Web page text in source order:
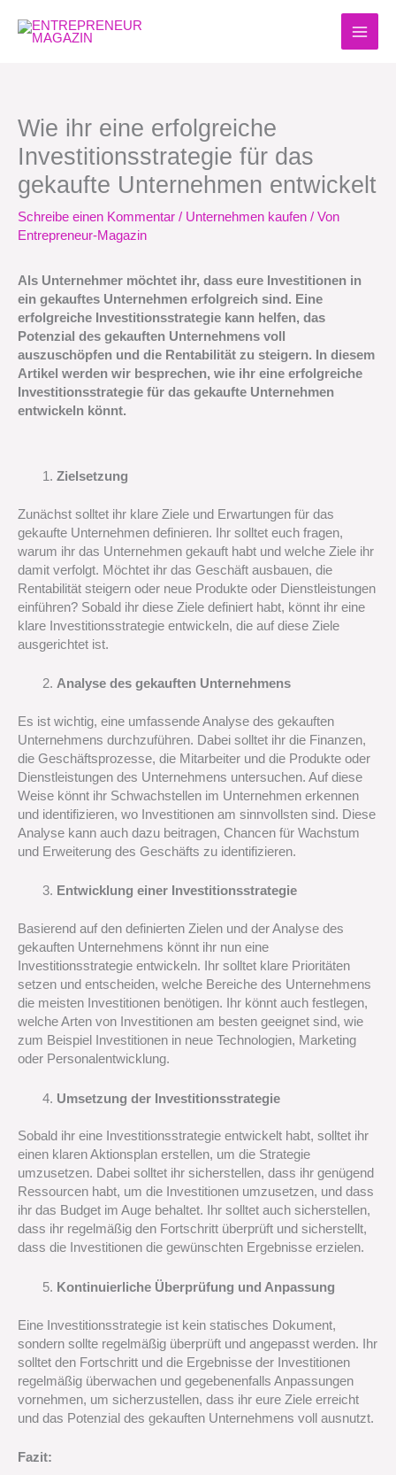
Inhalt
springen
Wie ihr eine erfolgreiche
Investitionsstrategie für das
gekaufte Unternehmen entwickelt
Schreibe einen Kommentar / Unternehmen kaufen / Von
Entrepreneur-Magazin
Als Unternehmer möchtet ihr, dass eure Investitionen in
ein gekauftes Unternehmen erfolgreich sind. Eine
erfolgreiche Investitionsstrategie kann helfen, das
Potenzial des gekauften Unternehmens voll
auszuschöpfen und die Rentabilität zu steigern. In diesem
Artikel werden wir besprechen, wie ihr eine erfolgreiche
Investitionsstrategie für das gekaufte Unternehmen
entwickeln könnt.
Zielsetzung
Zunächst solltet ihr klare Ziele und Erwartungen für das
gekaufte Unternehmen definieren. Ihr solltet euch fragen,
warum ihr das Unternehmen gekauft habt und welche Ziele ihr
damit verfolgt. Möchtet ihr das Geschäft ausbauen, die
Rentabilität steigern oder neue Produkte oder Dienstleistungen
einführen? Sobald ihr diese Ziele definiert habt, könnt ihr eine
klare Investitionsstrategie entwickeln, die auf diese Ziele
ausgerichtet ist.
Analyse des gekauften Unternehmens
Es ist wichtig, eine umfassende Analyse des gekauften
Unternehmens durchzuführen. Dabei solltet ihr die Finanzen,
die Geschäftsprozesse, die Mitarbeiter und die Produkte oder
Dienstleistungen des Unternehmens untersuchen. Auf diese
Weise könnt ihr Schwachstellen im Unternehmen erkennen
und identifizieren, wo Investitionen am sinnvollsten sind. Diese
Analyse kann auch dazu beitragen, Chancen für Wachstum
und Erweiterung des Geschäfts zu identifizieren.
Entwicklung einer Investitionsstrategie
Basierend auf den definierten Zielen und der Analyse des
gekauften Unternehmens könnt ihr nun eine
Investitionsstrategie entwickeln. Ihr solltet klare Prioritäten
setzen und entscheiden, welche Bereiche des Unternehmens
die meisten Investitionen benötigen. Ihr könnt auch festlegen,
welche Arten von Investitionen am besten geeignet sind, wie
zum Beispiel Investitionen in neue Technologien, Marketing
oder Personalentwicklung.
Umsetzung der Investitionsstrategie
Sobald ihr eine Investitionsstrategie entwickelt habt, solltet ihr
einen klaren Aktionsplan erstellen, um die Strategie
umzusetzen. Dabei solltet ihr sicherstellen, dass ihr genügend
Ressourcen habt, um die Investitionen umzusetzen, und dass
ihr das Budget im Auge behaltet. Ihr solltet auch sicherstellen,
dass ihr regelmäßig den Fortschritt überprüft und sicherstellt,
dass die Investitionen die gewünschten Ergebnisse erzielen.
Kontinuierliche Überprüfung und Anpassung
Eine Investitionsstrategie ist kein statisches Dokument,
sondern sollte regelmäßig überprüft und angepasst werden. Ihr
solltet den Fortschritt und die Ergebnisse der Investitionen
regelmäßig überwachen und gegebenenfalls Anpassungen
vornehmen, um sicherzustellen, dass ihr eure Ziele erreicht
und das Potenzial des gekauften Unternehmens voll ausnutzt.
Fazit: